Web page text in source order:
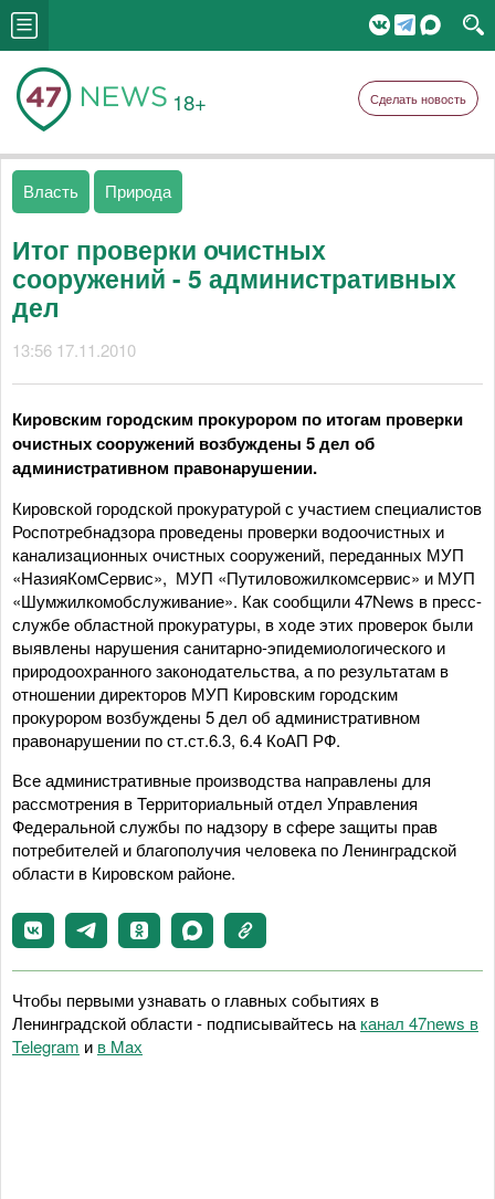
18+ Сделать новость
Власть Природа
Итог проверки очистных
сооружений - 5 административных
дел
13:56 17.11.2010
Кировским городским прокурором по итогам проверки
очистных сооружений возбуждены 5 дел об
административном правонарушении.
Кировской городской прокуратурой с участием специалистов
Роспотребнадзора проведены проверки водоочистных и
канализационных очистных сооружений, переданных МУП
«НазияКомСервис», МУП «Путиловожилкомсервис» и МУП
«Шумжилкомобслуживание». Как сообщили 47News в пресс-
службе областной прокуратуры, в ходе этих проверок были
выявлены нарушения санитарно-эпидемиологического и
природоохранного законодательства, а по результатам в
отношении директоров МУП Кировским городским
прокурором возбуждены 5 дел об административном
правонарушении по ст.ст.6.3, 6.4 КоАП РФ.
Все административные производства направлены для
рассмотрения в Территориальный отдел Управления
Федеральной службы по надзору в сфере защиты прав
потребителей и благополучия человека по Ленинградской
области в Кировском районе.
Чтобы первыми узнавать о главных событиях в
Ленинградской области - подписывайтесь на канал 47news в
Telegram и в Maх